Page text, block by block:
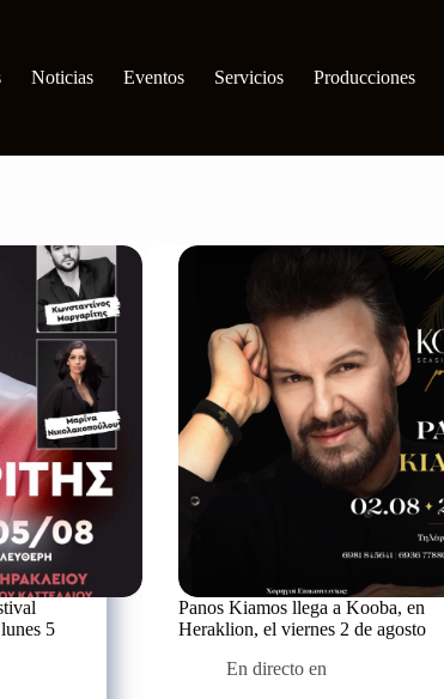
Noticias Eventos Servicios Producciones
5
Panos Kiamos llega a Kooba, en
Heraklion, el viernes 2 de agosto
En directo en